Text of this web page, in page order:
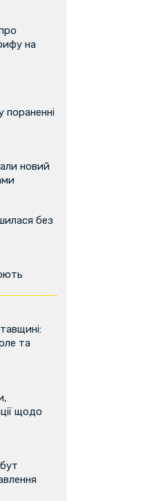
на
новий
без
та
щодо